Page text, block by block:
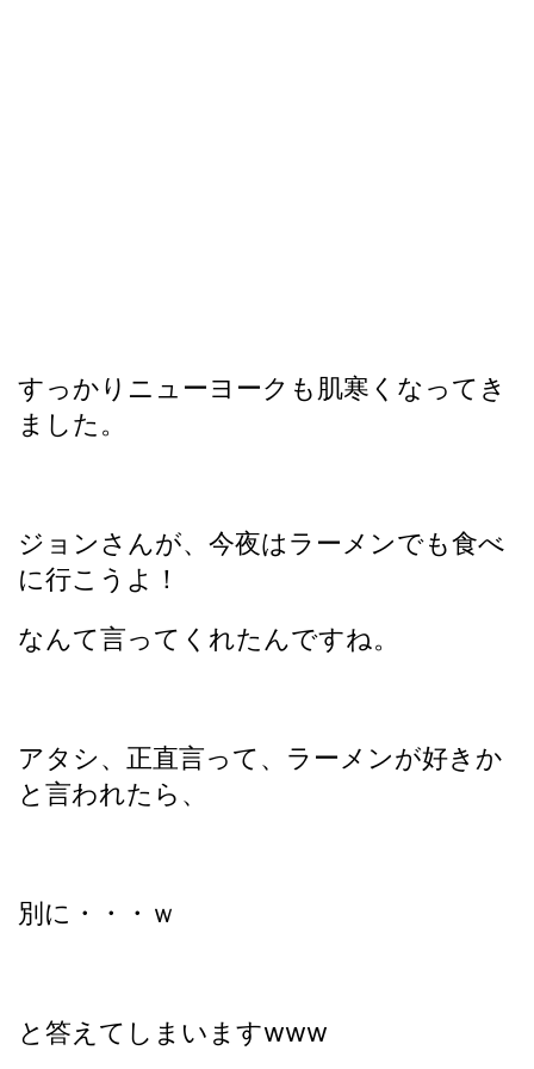
すっかりニューヨークも肌寒くなってき
ました。
ジョンさんが、今夜はラーメンでも食べ
に行こうよ！
なんて言ってくれたんですね。
アタシ、正直言って、ラーメンが好きか
と言われたら、
別に・・・ｗ
と答えてしまいますwww